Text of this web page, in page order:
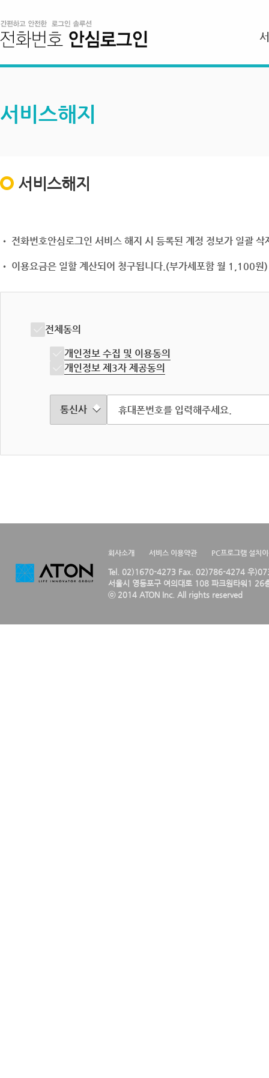
서비스해지
서비스해지
• 전화번호안심로그인 서비스 해지 시 등록된 계정 정보가 일괄
• 이용요금은 일할 계산되어 청구됩니다.(부가세포함 월 1,100원)
전체동의
개인정보 수집 및 이용동의
개인정보 제3자 제공동의
회사소개 서비스 이용약관 PC프로그램 설치
Tel. 02)1670-4273 Fax. 02)786-4274 우
서울시 영등포구 여의대로 108 파크원타워1 26
ⓒ 2014 ATON Inc. All rights reserved